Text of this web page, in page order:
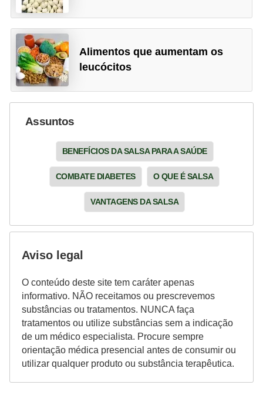
Alimentos que aumentam os
leucócitos
Assuntos
BENEFÍCIOS DA SALSA PARA A SAÚDE
COMBATE DIABETES O QUE É SALSA
VANTAGENS DA SALSA
Aviso legal
O conteúdo deste site tem caráter apenas
informativo. NÃO receitamos ou prescrevemos
substâncias ou tratamentos. NUNCA faça
tratamentos ou utilize substâncias sem a indicação
de um médico especialista. Procure sempre
orientação médica presencial antes de consumir ou
utilizar qualquer produto ou substância terapêutica.